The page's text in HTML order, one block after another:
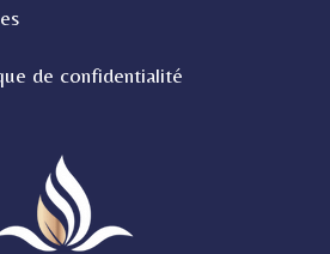
de confidentialité